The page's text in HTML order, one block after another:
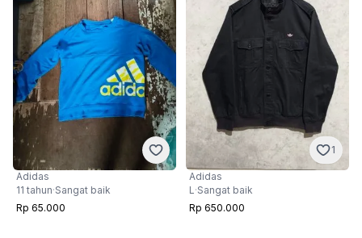
Adidas
11 tahun·Sangat baik
Rp 65.000
1
Adidas
L·Sangat baik
Rp 650.000